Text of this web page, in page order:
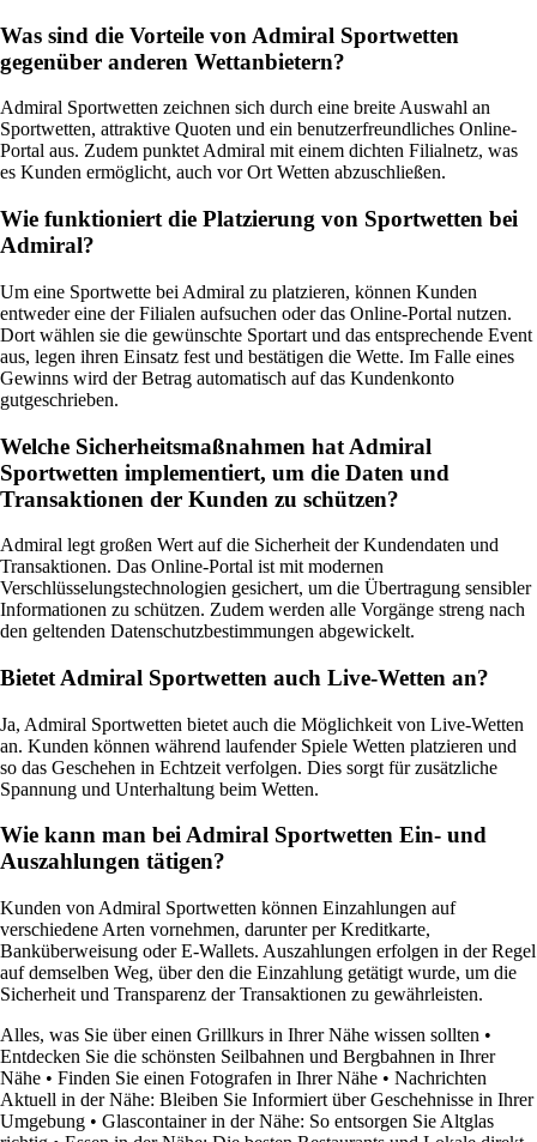
Was sind die Vorteile von Admiral Sportwetten
gegenüber anderen Wettanbietern?
Admiral Sportwetten zeichnen sich durch eine breite Auswahl an
Sportwetten, attraktive Quoten und ein benutzerfreundliches Online-
Portal aus. Zudem punktet Admiral mit einem dichten Filialnetz, was
es Kunden ermöglicht, auch vor Ort Wetten abzuschließen.
Wie funktioniert die Platzierung von Sportwetten bei
Admiral?
Um eine Sportwette bei Admiral zu platzieren, können Kunden
entweder eine der Filialen aufsuchen oder das Online-Portal nutzen.
Dort wählen sie die gewünschte Sportart und das entsprechende Event
aus, legen ihren Einsatz fest und bestätigen die Wette. Im Falle eines
Gewinns wird der Betrag automatisch auf das Kundenkonto
gutgeschrieben.
Welche Sicherheitsmaßnahmen hat Admiral
Sportwetten implementiert, um die Daten und
Transaktionen der Kunden zu schützen?
Admiral legt großen Wert auf die Sicherheit der Kundendaten und
Transaktionen. Das Online-Portal ist mit modernen
Verschlüsselungstechnologien gesichert, um die Übertragung sensibler
Informationen zu schützen. Zudem werden alle Vorgänge streng nach
den geltenden Datenschutzbestimmungen abgewickelt.
Bietet Admiral Sportwetten auch Live-Wetten an?
Ja, Admiral Sportwetten bietet auch die Möglichkeit von Live-Wetten
an. Kunden können während laufender Spiele Wetten platzieren und
so das Geschehen in Echtzeit verfolgen. Dies sorgt für zusätzliche
Spannung und Unterhaltung beim Wetten.
Wie kann man bei Admiral Sportwetten Ein- und
Auszahlungen tätigen?
Kunden von Admiral Sportwetten können Einzahlungen auf
verschiedene Arten vornehmen, darunter per Kreditkarte,
Banküberweisung oder E-Wallets. Auszahlungen erfolgen in der Regel
auf demselben Weg, über den die Einzahlung getätigt wurde, um die
Sicherheit und Transparenz der Transaktionen zu gewährleisten.
Alles, was Sie über einen Grillkurs in Ihrer Nähe wissen sollten •
Entdecken Sie die schönsten Seilbahnen und Bergbahnen in Ihrer
Nähe • Finden Sie einen Fotografen in Ihrer Nähe • Nachrichten
Aktuell in der Nähe: Bleiben Sie Informiert über Geschehnisse in Ihrer
Umgebung • Glascontainer in der Nähe: So entsorgen Sie Altglas